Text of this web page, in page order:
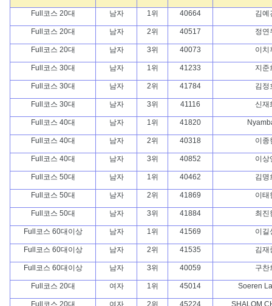
Full코스 20대 남자 1위 40664 김예
Full코스 20대 남자 2위 40517 정연
Full코스 20대 남자 3위 40073 이치
Full코스 30대 남자 1위 41233 지준
Full코스 30대 남자 2위 41784 김정
Full코스 30대 남자 3위 41116 신재
Full코스 40대 남자 1위 41820
Full코스 40대 남자 2위 40318 이종
Full코스 40대 남자 3위 40852 이상
Full코스 50대 남자 1위 40462 김명
Full코스 50대 남자 2위 41869 이태
Full코스 50대 남자 3위 41884 최진
Full코스 60대이상 남자 1위 41569 이길
Full코스 60대이상 남자 2위 41535 김재
Full코스 60대이상 남자 3위 40059 구찬
Full코스 20대 여자 1위 45014 Soeren
Full코스 20대 여자 2위 45224 SHALOM